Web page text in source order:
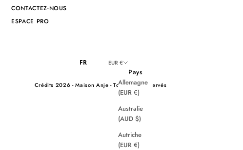
CONTACTEZ-NOUS
ESPACE PRO
FR EUR €
Pays
Allemagne
(EUR €)
Australie
(AUD $)
Autriche
(EUR €)
Crédits 2026 - Maison Anje - Tous droits réservés